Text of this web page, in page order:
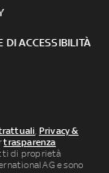
DI ACCESSIBILITÀ
Privacy &
trasparenza
di proprietà
AG e sono